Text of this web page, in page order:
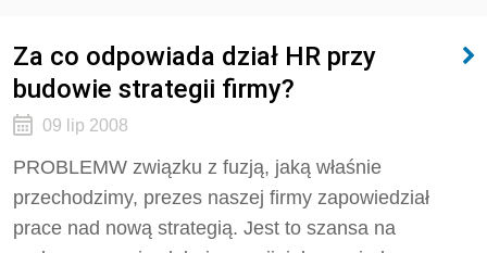
Za co odpowiada dział HR przy
budowie strategii firmy?
09 lip 2008
PROBLEMW związku z fuzją, jaką właśnie
przechodzimy, prezes naszej firmy zapowiedział
prace nad nową strategią. Jest to szansa na